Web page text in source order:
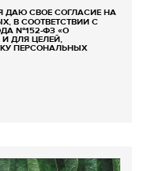
ДАЮ СВОЕ СОГЛАСИЕ НА
В СООТВЕТСТВИИ С
№152-ФЗ «О
ДЛЯ ЦЕЛЕЙ,
ПЕРСОНАЛЬНЫХ